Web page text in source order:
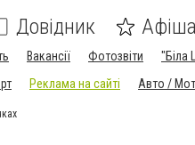
Довідник Афіша
Вакансії Фотозвіти "Біла
Реклама на сайті Авто /